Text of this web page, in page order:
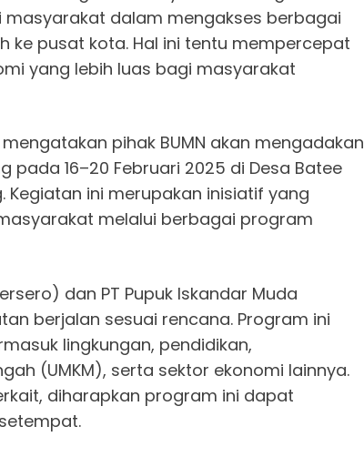
dalam mengakses berbagai
ke pusat kota. Hal ini tentu mempercepat
yang lebih luas bagi masyarakat
pihak BUMN akan mengadakan
pada 16–20 Februari 2025 di Desa Batee
Kegiatan ini merupakan inisiatif yang
melalui berbagai program
dan PT Pupuk Iskandar Muda
berjalan sesuai rencana. Program ini
lingkungan, pendidikan,
(UMKM), serta sektor ekonomi lainnya.
diharapkan program ini dapat